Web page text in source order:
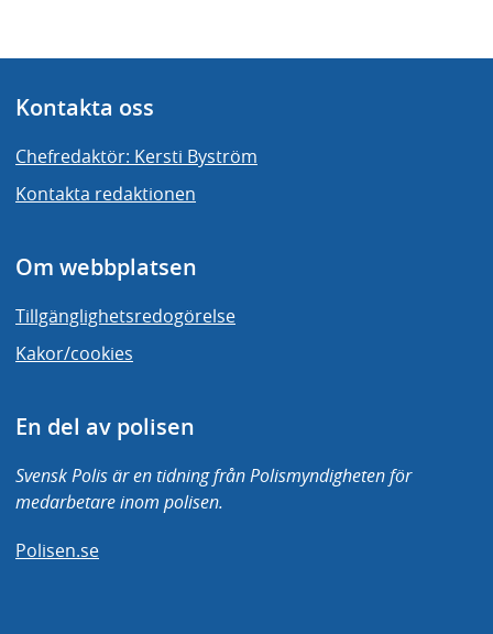
Kontakta oss
Chefredaktör: Kersti Byström
Kontakta redaktionen
Om webbplatsen
Tillgänglighetsredogörelse
Kakor/cookies
En del av polisen
Svensk Polis är en tidning från Polismyndigheten för
medarbetare inom polisen.
Polisen.se